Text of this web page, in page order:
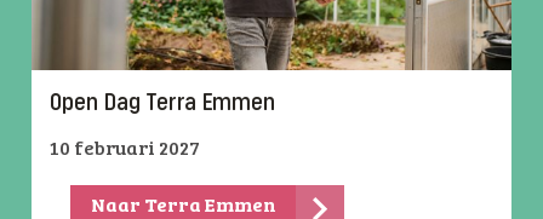
Open Dag Terra Emmen
10 februari 2027
Naar Terra Emmen